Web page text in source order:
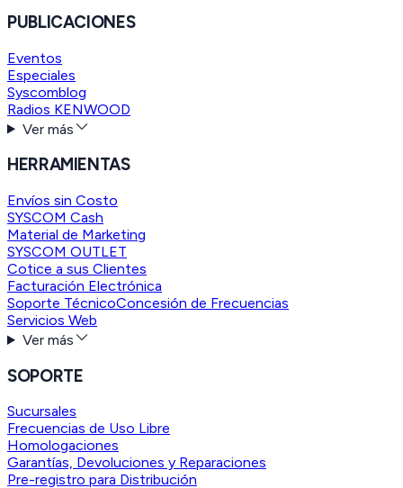
PUBLICACIONES
Eventos
Especiales
Syscomblog
Radios KENWOOD
Ver más
HERRAMIENTAS
Envíos sin Costo
SYSCOM Cash
Material de Marketing
SYSCOM OUTLET
Cotice a sus Clientes
Facturación Electrónica
Soporte TécnicoConcesión de Frecuencias
Servicios Web
Ver más
SOPORTE
Sucursales
Frecuencias de Uso Libre
Homologaciones
Garantías, Devoluciones y Reparaciones
Pre-registro para Distribución